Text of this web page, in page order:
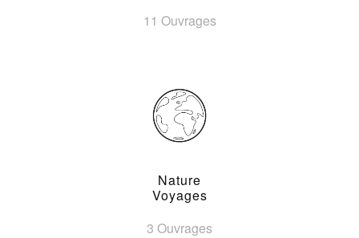
11 Ouvrages
Nature
Voyages
3 Ouvrages